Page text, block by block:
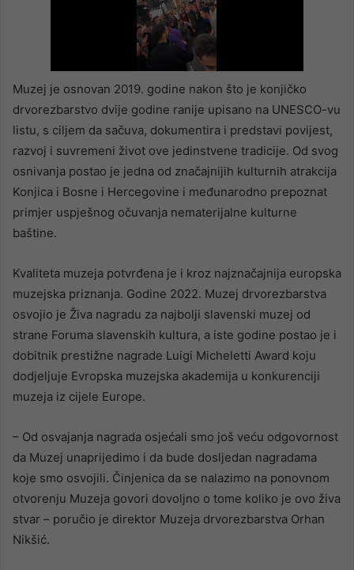
Muzej je osnovan 2019. godine nakon što je konjičko
drvorezbarstvo dvije godine ranije upisano na UNESCO-vu
listu, s ciljem da sačuva, dokumentira i predstavi povijest,
razvoj i suvremeni život ove jedinstvene tradicije. Od svog
osnivanja postao je jedna od značajnijih kulturnih atrakcija
Konjica i Bosne i Hercegovine i međunarodno prepoznat
primjer uspješnog očuvanja nematerijalne kulturne
baštine.
Kvaliteta muzeja potvrđena je i kroz najznačajnija europska
muzejska priznanja. Godine 2022. Muzej drvorezbarstva
osvojio je Živa nagradu za najbolji slavenski muzej od
strane Foruma slavenskih kultura, a iste godine postao je i
dobitnik prestižne nagrade Luigi Micheletti Award koju
dodjeljuje Evropska muzejska akademija u konkurenciji
muzeja iz cijele Europe.
– Od osvajanja nagrada osjećali smo još veću odgovornost
da Muzej unaprijedimo i da bude dosljedan nagradama
koje smo osvojili. Činjenica da se nalazimo na ponovnom
otvorenju Muzeja govori dovoljno o tome koliko je ovo živa
stvar – poručio je direktor Muzeja drvorezbarstva Orhan
Nikšić.